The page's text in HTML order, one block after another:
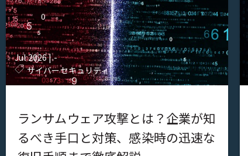
Jul 2026|-
サイバーセキュリティ
ランサムウェア攻撃とは？企業が知
るべき手口と対策、感染時の迅速な